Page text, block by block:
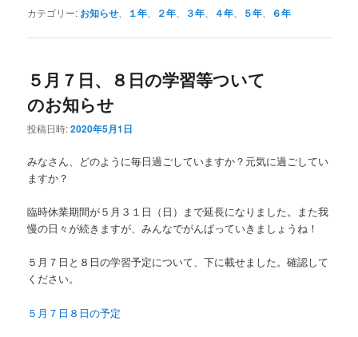
カテゴリー: お知らせ、 １年、 ２年、 ３年、 ４年、 ５年、 ６年
５月７日、８日の学習等ついて
のお知らせ
投稿日時:2020年5月1日
みなさん、どのように毎日過ごしていますか？元気に過ごしてい
ますか？
臨時休業期間が５月３１日（日）まで延長になりました。また我
慢の日々が続きますが、みんなでがんばっていきましょうね！
５月７日と８日の学習予定について、下に載せました。確認して
ください。
５月７日８日の予定